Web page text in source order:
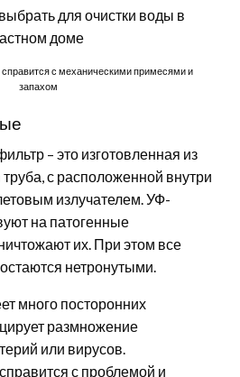
с механическими примесями и
запахом
– это изготовленная из
с расположенной внутри
излучателем. УФ-
на патогенные
их. При этом все
нетронутыми.
много посторонних
размножение
или вирусов.
с проблемой и